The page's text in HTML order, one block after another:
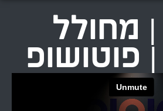
מחולל
| פוטושופ